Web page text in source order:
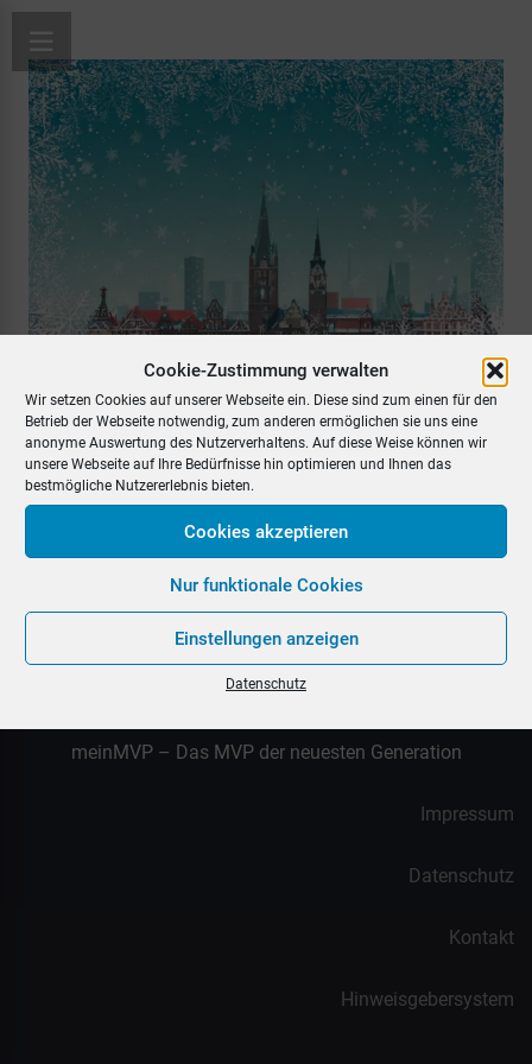
Cookie-Zustimmung verwalten
Wir setzen Cookies auf unserer Webseite ein. Diese sind zum einen für den
Betrieb der Webseite notwendig, zum anderen ermöglichen sie uns eine
anonyme Auswertung des Nutzerverhaltens. Auf diese Weise können wir
unsere Webseite auf Ihre Bedürfnisse hin optimieren und Ihnen das
bestmögliche Nutzererlebnis bieten.
Cookies akzeptieren
Nur funktionale Cookies
Einstellungen anzeigen
Datenschutz
meinMVP – Das MVP der neuesten Generation
Impressum
Datenschutz
Kontakt
Hinweisgebersystem